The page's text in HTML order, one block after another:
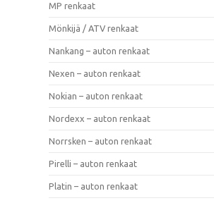
MP renkaat
Mönkijä / ATV renkaat
Nankang – auton renkaat
Nexen – auton renkaat
Nokian – auton renkaat
Nordexx – auton renkaat
Norrsken – auton renkaat
Pirelli – auton renkaat
Platin – auton renkaat